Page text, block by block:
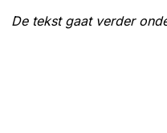
De tekst gaat verder